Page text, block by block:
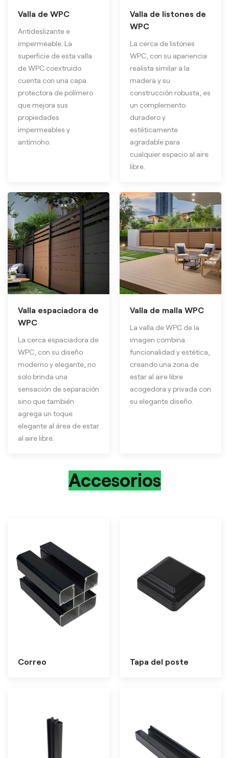
Valla de WPC
Antideslizante e
impermeable. La
superficie de esta valla
de WPC coextruido
cuenta con una capa
protectora de polímero
que mejora sus
propiedades
impermeables y
antimoho.
Valla de listones de
WPC
La cerca de listones
WPC, con su apariencia
realista similar a la
madera y su
construcción robusta, es
un complemento
duradero y
estéticamente
agradable para
cualquier espacio al aire
libre.
Valla espaciadora de
WPC
La cerca espaciadora de
WPC, con su diseño
moderno y elegante, no
solo brinda una
sensación de separación
sino que también
agrega un toque
elegante al área de estar
al aire libre.
Valla de malla WPC
La valla de WPC de la
imagen combina
funcionalidad y estética,
creando una zona de
estar al aire libre
acogedora y privada con
su elegante diseño.
Accesorios
Correo Tapa del poste